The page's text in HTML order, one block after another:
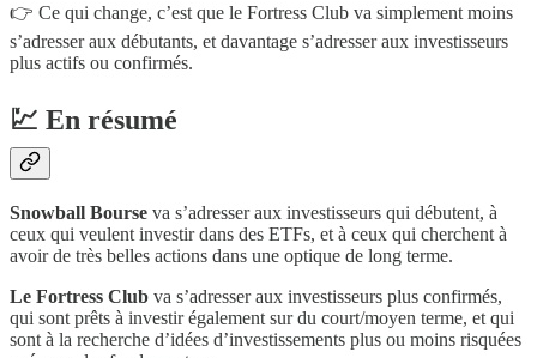
👉 Ce qui change, c’est que le Fortress Club va simplement moins
s’adresser aux débutants, et davantage s’adresser aux investisseurs
plus actifs ou confirmés.
💹 En résumé
Snowball Bourse va s’adresser aux investisseurs qui débutent, à
ceux qui veulent investir dans des ETFs, et à ceux qui cherchent à
avoir de très belles actions dans une optique de long terme.
Le Fortress Club va s’adresser aux investisseurs plus confirmés,
qui sont prêts à investir également sur du court/moyen terme, et qui
sont à la recherche d’idées d’investissements plus ou moins risquées